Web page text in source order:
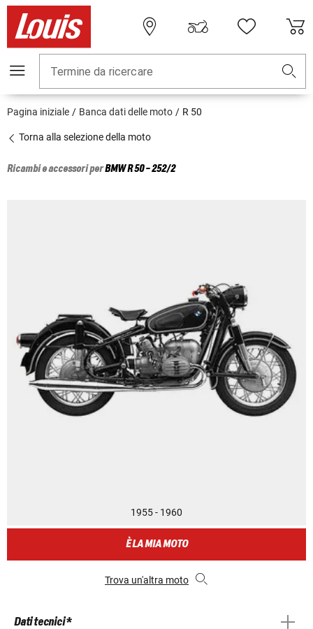
Termine da ricercare
Pagina iniziale Banca dati delle moto R 50
Torna alla selezione della moto
Ricambi e accessori perBMWR 50 - 252/2
1955 - 1960
È LA MIA MOTO
Trova un'altra moto
Dati tecnici *